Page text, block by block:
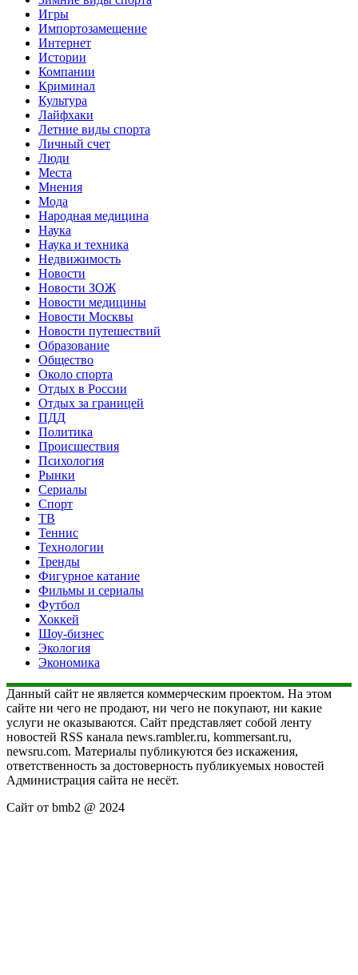
Игры
Импортозамещение
Интернет
Истории
Компании
Криминал
Культура
Лайфхаки
Летние виды спорта
Личный счет
Люди
Места
Мнения
Мода
Народная медицина
Наука
Наука и техника
Недвижимость
Новости
Новости ЗОЖ
Новости медицины
Новости Москвы
Новости путешествий
Образование
Общество
Около спорта
Отдых в России
Отдых за границей
ПДД
Политика
Происшествия
Психология
Рынки
Сериалы
Спорт
ТВ
Теннис
Технологии
Тренды
Фигурное катание
Фильмы и сериалы
Футбол
Хоккей
Шоу-бизнес
Экология
Экономика
Данный сайт не является коммерческим проектом. На этом
сайте ни чего не продают, ни чего не покупают, ни какие
услуги не оказываются. Сайт представляет собой ленту
новостей RSS канала news.rambler.ru, kommersant.ru,
newsru.com. Материалы публикуются без искажения,
ответственность за достоверность публикуемых новостей
Администрация сайта не несёт.
Сайт от bmb2 @ 2024